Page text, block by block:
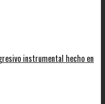
instrumental hecho en